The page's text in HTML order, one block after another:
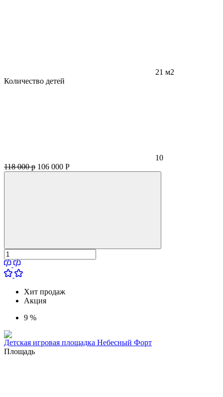
21 м2
Количество детей
10
118 000 р 106 000 Р
Хит продаж
Акция
9 %
Детская игровая площадка Небесный Форт
Площадь